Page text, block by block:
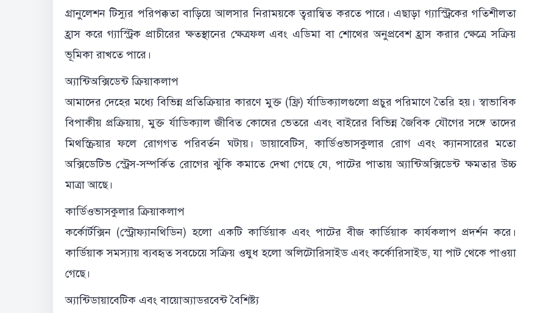
গ্রানুলেশন টিস্যুর পরিপক্কতা বাড়িয়ে আলসার নিরাময়কে ত্বরান্বিত করতে পারে। এছাড়া গ্যাস্ট্রিকের গতিশীলতা
হ্রাস করে গ্যাস্ট্রিক প্রাচীরের ক্ষতস্থানের ক্ষেত্রফল এবং এডিমা বা শোথের অনুপ্রবেশ হ্রাস করার ক্ষেত্রে সক্রিয়
ভূমিকা রাখতে পারে।
অ্যান্টিঅক্সিডেন্ট ক্রিয়াকলাপ
আমাদের দেহের মধ্যে বিভিন্ন প্রতিক্রিয়ার কারণে মুক্ত (ফ্রি) র্যাডিক্যালগুলো প্রচুর পরিমাণে তৈরি হয়। স্বাভাবিক
বিপাকীয় প্রক্রিয়ায়, মুক্ত র্যাডিক্যাল জীবিত কোষের ভেতরে এবং বাইরের বিভিন্ন জৈবিক যৌগের সঙ্গে তাদের
মিথস্ক্রিয়ার ফলে রোগগত পরিবর্তন ঘটায়। ডায়াবেটিস, কার্ডিওভাসকুলার রোগ এবং ক্যানসারের মতো
অক্সিডেটিভ স্ট্রেস-সম্পর্কিত রোগের ঝুঁকি কমাতে দেখা গেছে যে, পাটের পাতায় অ্যান্টিঅক্সিডেন্ট ক্ষমতার উচ্চ
মাত্রা আছে।
কার্ডিওভাসকুলার ক্রিয়াকলাপ
কর্কোর্টক্সিন (স্ট্রোফ্যানথিডিন) হলো একটি কার্ডিয়াক এবং পাটের বীজ কার্ডিয়াক কার্যকলাপ প্রদর্শন করে।
কার্ডিয়াক সমস্যায় ব্যবহৃত সবচেয়ে সক্রিয় ওষুধ হলো অলিটোরিসাইড এবং কর্কোরিসাইড, যা পাট থেকে পাওয়া
গেছে।
অ্যান্টিডায়াবেটিক এবং বায়োঅ্যাডরবেন্ট বৈশিষ্ট্য